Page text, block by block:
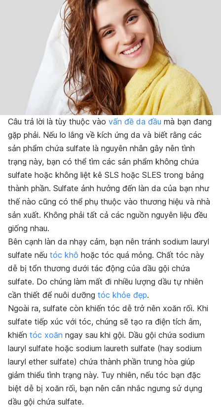
Câu trả lời là tùy thuộc vào vấn đề da đầu mà bạn đang
gặp phải. Nếu lo lắng về kích ứng da và biết rằng các
sản phẩm chứa sulfate là nguyên nhân gây nên tình
trạng này, bạn có thể tìm các sản phẩm không chứa
sulfate hoặc không liệt kê SLS hoặc SLES trong bảng
thành phần. Sulfate ảnh hưởng đến làn da của bạn như
thế nào cũng có thể phụ thuộc vào thương hiệu và nhà
sản xuất. Không phải tất cả các nguồn nguyên liệu đều
giống nhau.
Bên cạnh làn da nhạy cảm, bạn nên tránh sodium lauryl
sulfate nếu tóc khô hoặc tóc quá mỏng. Chất tóc này
dễ bị tổn thương dưới tác động của dầu gội chứa
sulfate. Do chúng làm mất đi nhiều lượng dầu tự nhiên
cần thiết để nuôi dưỡng tóc khỏe đẹp.
Ngoài ra, sulfate còn khiến tóc dễ trở nên xoăn rối. Khi
sulfate tiếp xúc với tóc, chúng sẽ tạo ra điện tích âm,
khiến tóc xoăn ngay sau khi gội. Dầu gội chứa sodium
lauryl sulfate hoặc sodium laureth sulfate (hay sodium
lauryl ether sulfate) chứa thành phần trung hòa giúp
giảm thiểu tình trạng này. Tuy nhiên, nếu tóc bạn đặc
biệt dễ bị xoăn rối, bạn nên cân nhắc ngưng sử dụng
dầu gội chứa sulfate.